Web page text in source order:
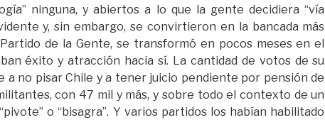
ninguna, y abiertos a lo que la gente decidiera “vía
y, sin embargo, se convirtieron en la bancada más
de la Gente, se transformó en pocos meses en el
éxito y atracción hacia sí. La cantidad de votos de su
a no pisar Chile y a tener juicio pendiente por pensión de
con 47 mil y más, y sobre todo el contexto de un
o “bisagra”. Y varios partidos los habían habilitado